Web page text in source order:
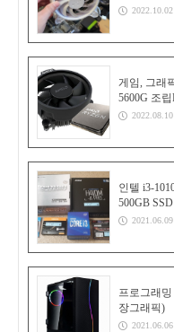
2022.10.02
게임, 그래
5600G 조
2022.08.10
인텔 i3-
500GB
2021.06.09
프로그래
장그래픽)
2021.06.06